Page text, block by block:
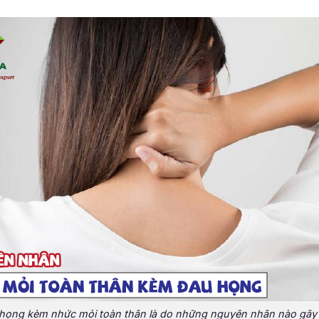
kèm nhức mỏi toàn thân là do những nguyên nhân nào gây